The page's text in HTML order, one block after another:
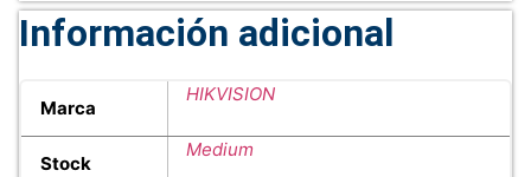
Información adicional
Marca
HIKVISION
Stock
Medium